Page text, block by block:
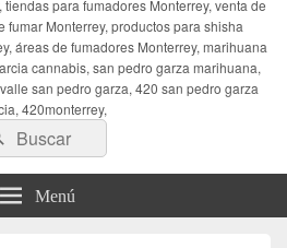
tiendas para fumadores Monterrey, venta de
fumar Monterrey, productos para shisha
áreas de fumadores Monterrey, marihuana
cannabis, san pedro garza marihuana,
san pedro garza, 420 san pedro garza
420monterrey,
Buscar
Menú